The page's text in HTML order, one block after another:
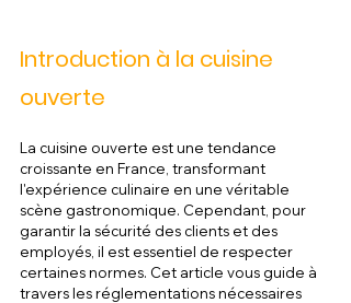
Introduction à la cuisine
ouverte
La cuisine ouverte est une tendance
croissante en France, transformant
l'expérience culinaire en une véritable
scène gastronomique. Cependant, pour
garantir la sécurité des clients et des
employés, il est essentiel de respecter
certaines normes. Cet article vous guide à
travers les réglementations nécessaires